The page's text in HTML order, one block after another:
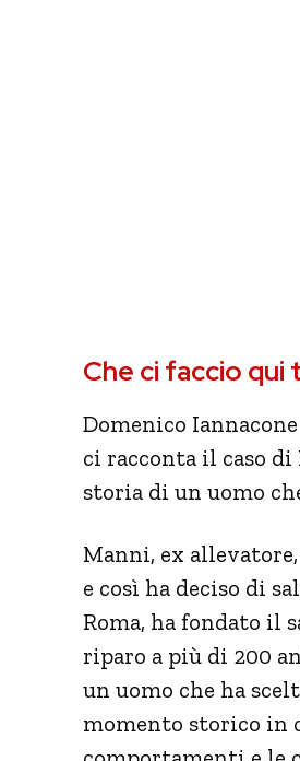
Che ci faccio qui
Domenico
ci racconta il caso
storia di un uomo
Manni, ex
e così ha deciso di
Roma, ha fondato il
riparo a più di 200
un uomo che ha
momento storico in